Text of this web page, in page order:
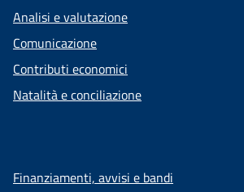
Analisi e valutazione
Comunicazione
Contributi economici
Natalità e conciliazione
Finanziamenti, avvisi e bandi